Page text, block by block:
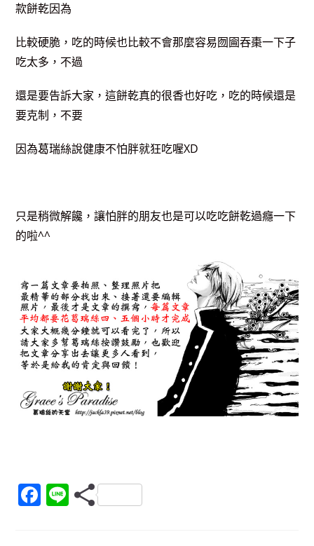
款餅乾因為
比較硬脆，吃的時候也比較不會那麼容易囫圇吞棗一下子
吃太多，不過
還是要告訴大家，這餅乾真的很香也好吃，吃的時候還是
要克制，不要
因為葛瑞絲說健康不怕胖就狂吃喔XD
只是稍微解饞，讓怕胖的朋友也是可以吃吃餅乾過癮一下
的啦^^
F Li